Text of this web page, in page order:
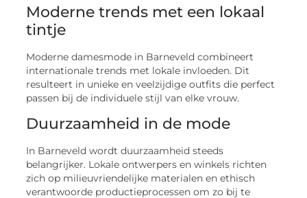
Moderne trends met een lokaal
tintje
Moderne damesmode in Barneveld combineert
internationale trends met lokale invloeden. Dit
resulteert in unieke en veelzijdige outfits die perfect
passen bij de individuele stijl van elke vrouw.
Duurzaamheid in de mode
In Barneveld wordt duurzaamheid steeds
belangrijker. Lokale ontwerpers en winkels richten
zich op milieuvriendelijke materialen en ethisch
verantwoorde productieprocessen om zo bij te